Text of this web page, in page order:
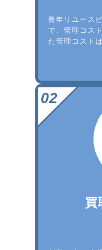
長年リユース
で、管理コス
た管理コスト
買